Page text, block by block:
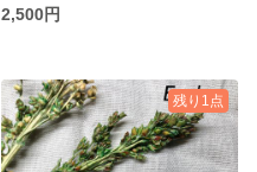
2,500円
残り1点